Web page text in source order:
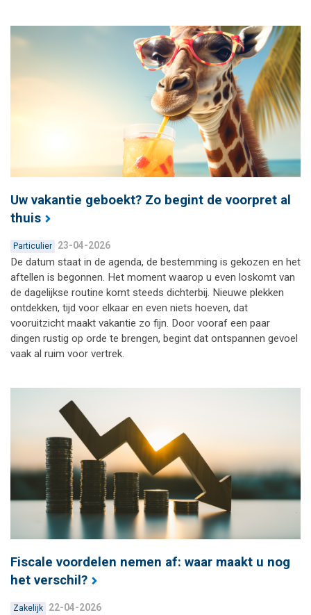
Uw vakantie geboekt? Zo begint de voorpret al
thuis
Particulier 23-04-2026
De datum staat in de agenda, de bestemming is gekozen en het
aftellen is begonnen. Het moment waarop u even loskomt van
de dagelijkse routine komt steeds dichterbij. Nieuwe plekken
ontdekken, tijd voor elkaar en even niets hoeven, dat
vooruitzicht maakt vakantie zo fijn. Door vooraf een paar
dingen rustig op orde te brengen, begint dat ontspannen gevoel
vaak al ruim voor vertrek.
Fiscale voordelen nemen af: waar maakt u nog
het verschil?
Zakelijk 22-04-2026